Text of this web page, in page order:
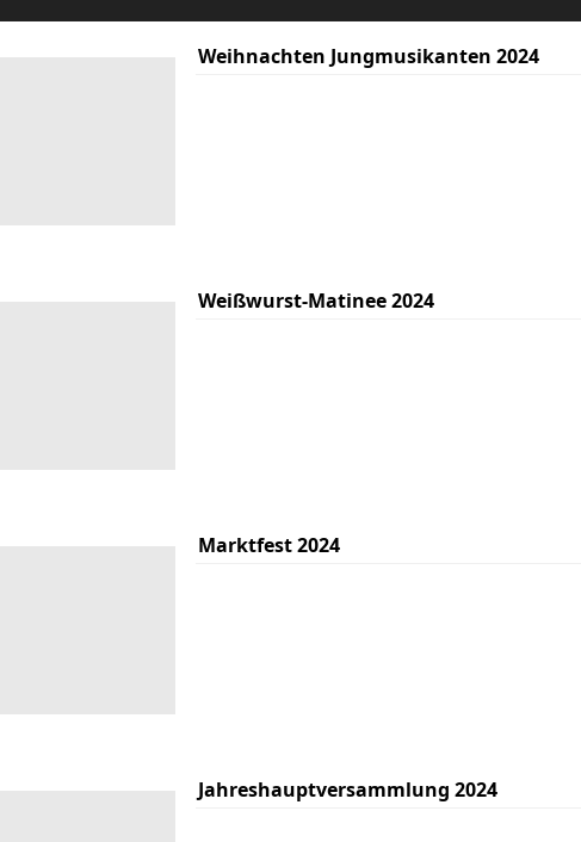
Weihnachten Jungmusikanten 2024
Weißwurst-Matinee 2024
Marktfest 2024
Jahreshauptversammlung 2024